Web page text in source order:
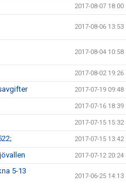
2017-08-07 18:00
2017-08-06 13:53
2017-08-04 10:58
2017-08-02 19:26
2017-07-19 09:48
2017-07-16 18:39
2017-07-15 15:32
2017-07-15 13:42
2017-07-12 20:24
5-13
2017-06-25 14:13